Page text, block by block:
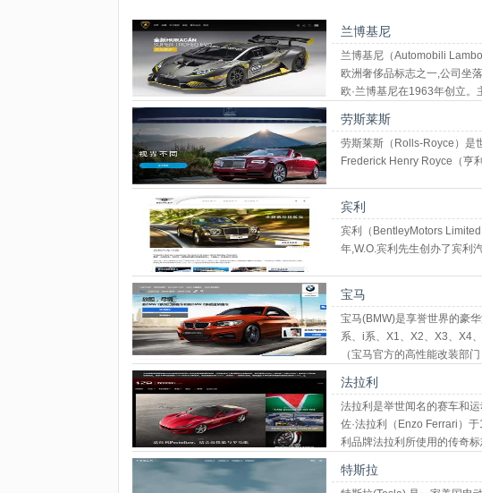
兰博基尼
兰博基尼（Automobili
欧洲奢侈品标志之一,公司坐
欧·兰博基尼在1963年创立
劳斯莱斯
劳斯莱斯（Rolls-Royce）是
Frederick Henry Royce（亨
宾利
宾利（BentleyMotors
年,W.O.宾利先生创办了宾利
宝马
宝马(BMW)是享誉世界的豪
系、i系、X1、X2、X3、X4
（宝马官方的高性能改装部
法拉利
法拉利是举世闻名的赛车和
佐·法拉利（Enzo Ferrari）
利品牌法拉利所使用的传奇
特斯拉